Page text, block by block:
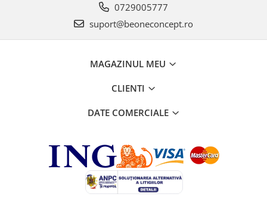
0729005777
suport@beoneconcept.ro
MAGAZINUL MEU
CLIENTI
DATE COMERCIALE